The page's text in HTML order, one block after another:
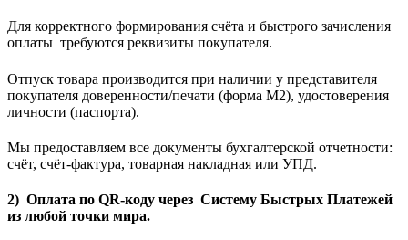
Для корректного формирования счёта и быстрого зачисления
оплаты требуются реквизиты покупателя.
Отпуск товара производится при наличии у представителя
покупателя доверенности/печати (форма M2), удостоверения
личности (паспорта).
Мы предоставляем все документы бухгалтерской отчетности:
счёт, счёт-фактура, товарная накладная или УПД.
2) Оплата по QR-коду через Систему Быстрых Платежей
из любой точки мира.